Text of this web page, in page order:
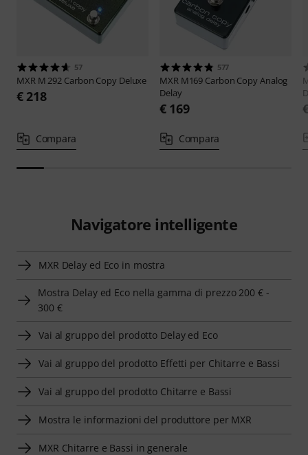
57
MXR M 292 Carbon Copy Deluxe
€ 218
Compara
577
MXR M169 Carbon Copy Analog
Delay
€ 169
Compara
Navigatore intelligente
MXR Delay ed Eco in mostra
Mostra Delay ed Eco nella gamma di prezzo 200 € -
300 €
Vai al gruppo del prodotto Delay ed Eco
Vai al gruppo del prodotto Effetti per Chitarre e Bassi
Vai al gruppo del prodotto Chitarre e Bassi
Mostra le informazioni del produttore per MXR
MXR Chitarre e Bassi in generale